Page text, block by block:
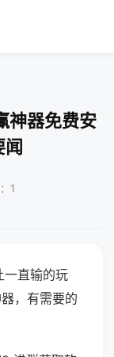
神器免费安
1
一直输的玩
，有需要的